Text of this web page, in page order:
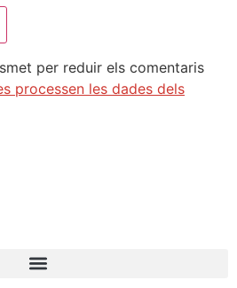
per reduir els comentaris
processen les dades dels